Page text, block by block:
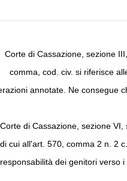
Corte di Cassazione, sezione
comma, cod. civ. si riferisce
annotate. Ne consegue
Corte di Cassazione, sezione
di cui all'art. 570, comma 2 n. 2
responsabilità dei genitori verso